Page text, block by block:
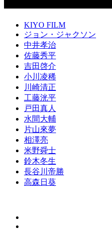
KIYO FILM
ジョン・ジャクソン
中井孝治
佐藤秀平
吉田啓介
小川凌稀
川崎清正
工藤洸平
戸田真人
水間大輔
片山來夢
相澤亮
米野舜士
鈴木冬生
長谷川帝勝
高森日葵